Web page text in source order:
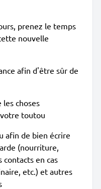
prenez le temps
nouvelle
afin d'être sûr de
les choses
toutou
afin de bien écrire
(nourriture,
contacts en cas
etc.) et autres